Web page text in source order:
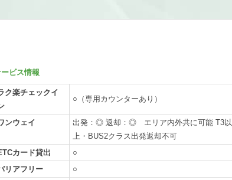
ビス情報
ク楽チェックイ
○（専用カウンターあり）
ンウェイ 出発：◎ 返却：◎ エリア内外共に可能 T3以
上・BUS2クラス出発返却不可
カード貸出
○
リアフリー
○